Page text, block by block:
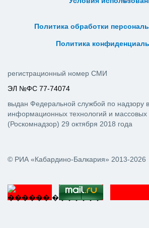
Политика обработки
Политика
© РИА «Кабардино-Балкария» 2013-2026
регистрационный номер СМИ
ЭЛ №ФС 77-74074
выдан Федеральной службой по надзору
информационных технологий и массовых
(Роскомнадзор) 29 октября 2018 года